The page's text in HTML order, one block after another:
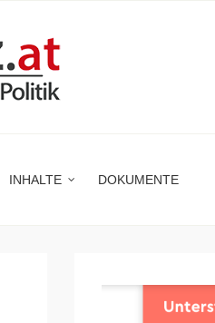
INHALTE DOKUMENTE